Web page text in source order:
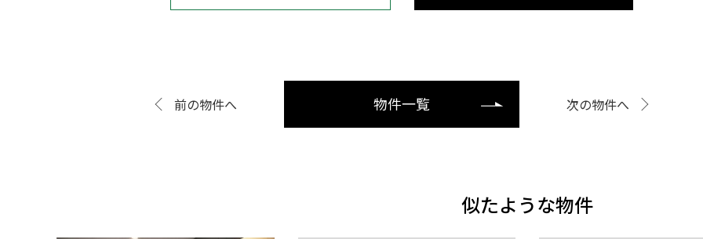
前の物件へ 物件一覧 次の物件へ
似たような物件